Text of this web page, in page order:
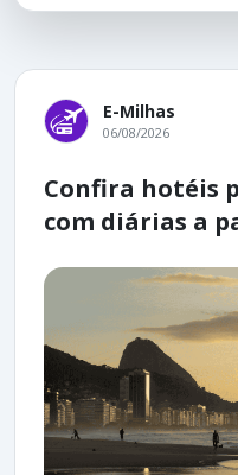
E-Milhas
06/08/2026
Confira hotéis
com diárias a